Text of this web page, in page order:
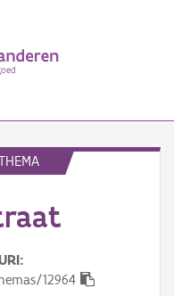
12964